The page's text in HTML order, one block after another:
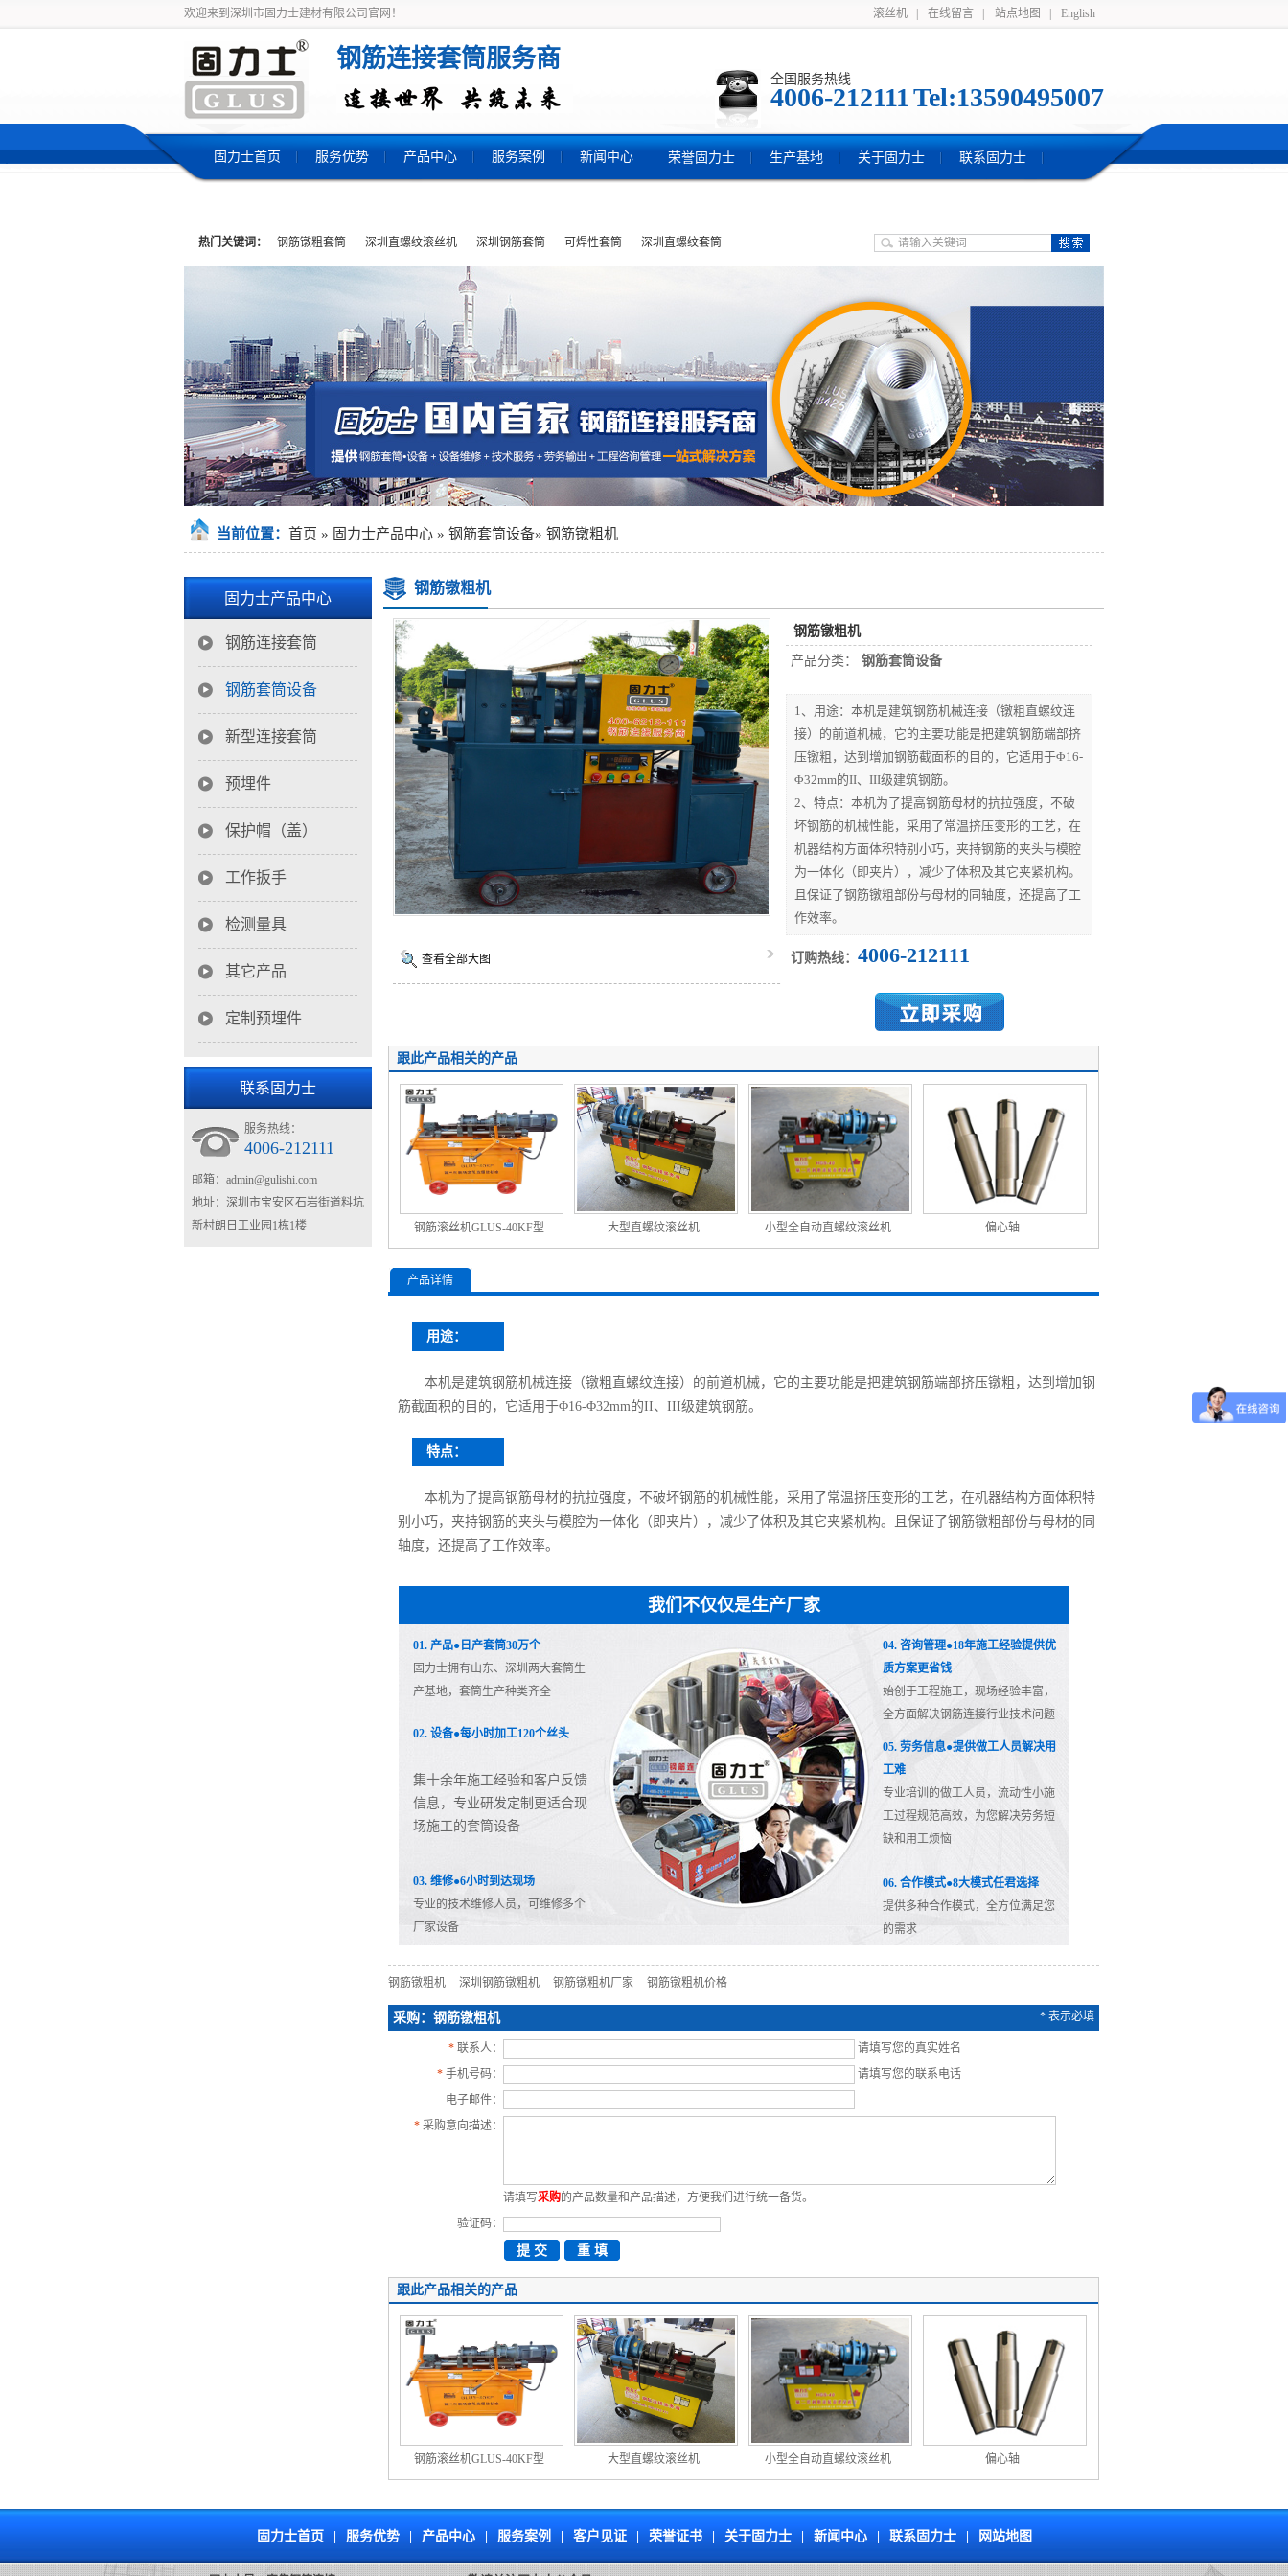
滚丝机 在线留言 站点地图 English
欢迎来到深圳市固力士建材有限公司官网！
钢筋连接套筒服务商
全国服务热线
4006-212111 Tel:13590495007
固力士首页 服务优势 产品中心 服务案例 新闻中心 荣誉固力士 生产基地 关于固力士 联系固力士
热门关键词： 钢筋镦粗套筒 深圳直螺纹滚丝机 深圳钢筋套筒 可焊性套筒 深圳直螺纹套筒
当前位置： 首页 » 固力士产品中心 » 钢筋套筒设备» 钢筋镦粗机
钢筋镦粗机
查看全部大图
钢筋镦粗机
产品分类： 钢筋套筒设备
1、用途：本机是建筑钢筋机械连接（镦粗直螺纹连
接）的前道机械，它的主要功能是把建筑钢筋端部挤
压镦粗，达到增加钢筋截面积的目的，它适用于Φ16-
Φ32mm的II、III级建筑钢筋。
2、特点：本机为了提高钢筋母材的抗拉强度，不破
坏钢筋的机械性能，采用了常温挤压变形的工艺，在
机器结构方面体积特别小巧，夹持钢筋的夹头与模腔
为一体化（即夹片），减少了体积及其它夹紧机构。
且保证了钢筋镦粗部份与母材的同轴度，还提高了工
作效率。
订购热线： 4006-212111
跟此产品相关的产品
钢筋滚丝机GLUS-40KF型 大型直螺纹滚丝机 小型全自动直螺纹滚丝机 偏心轴
产品详情
用途：
本机是建筑钢筋机械连接（镦粗直螺纹连接）的前道机械，它的主要功能是把建筑钢筋端部挤压镦粗，达到增加钢
筋截面积的目的，它适用于Φ16-Φ32mm的II、III级建筑钢筋。
特点：
本机为了提高钢筋母材的抗拉强度，不破坏钢筋的机械性能，采用了常温挤压变形的工艺，在机器结构方面体积特
别小巧，夹持钢筋的夹头与模腔为一体化（即夹片），减少了体积及其它夹紧机构。且保证了钢筋镦粗部份与母材的同
轴度，还提高了工作效率。
我们不仅仅是生产厂家
01. 产品●日产套筒30万个
固力士拥有山东、深圳两大套筒生
产基地，套筒生产种类齐全
04. 咨询管理●18年施工经验提供优
质方案更省钱
始创于工程施工，现场经验丰富，
全方面解决钢筋连接行业技术问题
02. 设备●每小时加工120个丝头
集十余年施工经验和客户反馈
信息，专业研发定制更适合现
场施工的套筒设备
05. 劳务信息●提供做工人员解决用
工难
专业培训的做工人员，流动性小施
工过程规范高效，为您解决劳务短
缺和用工烦恼
03. 维修●6小时到达现场
专业的技术维修人员，可维修多个
厂家设备
06. 合作模式●8大模式任君选择
提供多种合作模式，全方位满足您
的需求
钢筋镦粗机 深圳钢筋镦粗机 钢筋镦粗机厂家 钢筋镦粗机价格
* 表示必填
采购：钢筋镦粗机
* 联系人：
请填写您的真实姓名
* 手机号码：
请填写您的联系电话
电子邮件：
* 采购意向描述：
请填写采购的产品数量和产品描述，方便我们进行统一备货。
验证码：
跟此产品相关的产品
钢筋滚丝机GLUS-40KF型 大型直螺纹滚丝机 小型全自动直螺纹滚丝机 偏心轴
固力士产品中心
钢筋连接套筒
钢筋套筒设备
新型连接套筒
预埋件
保护帽（盖）
工作扳手
检测量具
其它产品
定制预埋件
联系固力士
服务热线：
4006-212111
邮箱： admin@gulishi.com
地址：深圳市宝安区石岩街道料坑
新村朗日工业园1栋1楼
固力士首页 服务优势 产品中心 服务案例 客户见证 荣誉证书 关于固力士 新闻中心 联系固力士 网站地图